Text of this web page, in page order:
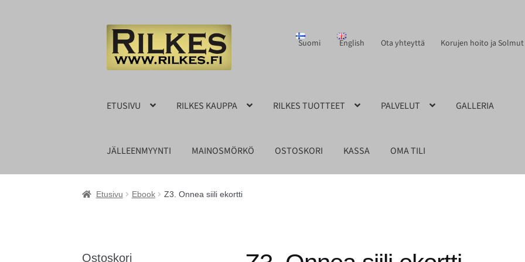
Siirry
navigointiin
Siirry
sisältöön
Suomi English Ota yhteyttä Korujen hoito ja Solmut
ETUSIVU RILKES KAUPPA RILKES TUOTTEET PALVELUT GALLERIA
JÄLLEENMYYNTI MAINOSMÖRKÖ OSTOSKORI KASSA OMA TILI
Etusivu Ebook Z3. Onnea siili ekortti
Ostoskori